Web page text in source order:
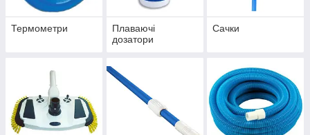
Термометри
Плаваючі
дозатори
Сачки